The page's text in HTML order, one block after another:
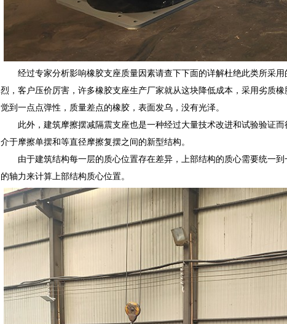
经过专家分析影响橡胶支座质量因素请查下下面的详解杜绝此类所采
烈，客户压价厉害，许多橡胶支座生产厂家就从这块降低成本，采用劣质
觉到一点点弹性，质量差点的橡胶，表面发乌，没有光泽。
此外，建筑摩擦摆减隔震支座也是一种经过大量技术改进和试验验证
介于摩擦单摆和等直径摩擦复摆之间的新型结构。
由于建筑结构每一层的质心位置存在差异，上部结构的质心需要统一
的轴力来计算上部结构质心位置。